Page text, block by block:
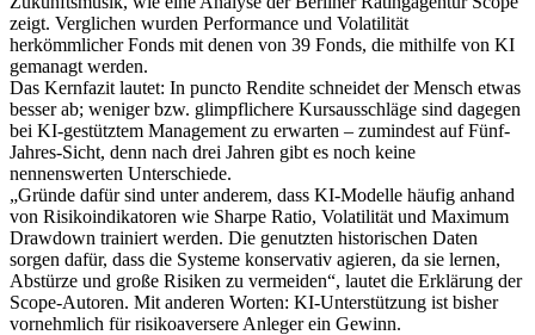
zeigt. Verglichen wurden Performance und Volatilität
herkömmlicher Fonds mit denen von 39 Fonds, die mithilfe von KI
gemanagt werden.
Das Kernfazit lautet: In puncto Rendite schneidet der Mensch etwas
besser ab; weniger bzw. glimpflichere Kursausschläge sind dagegen
bei KI-gestütztem Management zu erwarten – zumindest auf Fünf-
Jahres-Sicht, denn nach drei Jahren gibt es noch keine
nennenswerten Unterschiede.
„Gründe dafür sind unter anderem, dass KI-Modelle häufig anhand
von Risikoindikatoren wie Sharpe Ratio, Volatilität und Maximum
Drawdown trainiert werden. Die genutzten historischen Daten
sorgen dafür, dass die Systeme konservativ agieren, da sie lernen,
Abstürze und große Risiken zu vermeiden“, lautet die Erklärung der
Scope-Autoren. Mit anderen Worten: KI-Unterstützung ist bisher
vornehmlich für risikoaversere Anleger ein Gewinn.